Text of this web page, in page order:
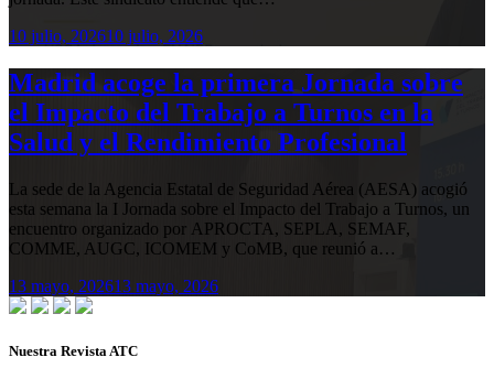
10 julio, 202610 julio, 2026
Madrid acoge la primera Jornada sobre
el Impacto del Trabajo a Turnos en la
Salud y el Rendimiento Profesional
La sede de la Agencia Estatal de Seguridad Aérea (AESA) acogió
esta semana la I Jornada sobre el Impacto del Trabajo a Turnos, un
encuentro organizado por APROCTA, SEPLA, SEMAF,
COMME, AUGC, ICOMEM y CoMB, que reunió a…
13 mayo, 202613 mayo, 2026
Nuestra Revista ATC